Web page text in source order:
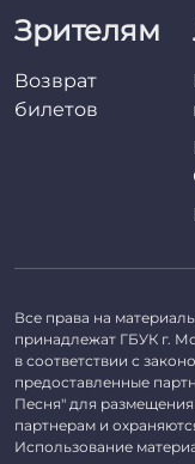
Зрителям
Возврат
билетов
Все права на
принадлежат ГБУК г.
в соответствии с
предоставленные
Песня" для размещения
партнерам и
Использование